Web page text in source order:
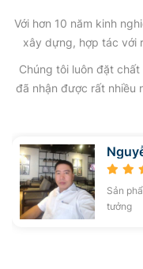
Với hơn 10 năm kinh
xây dựng, hợp tác với
Chúng tôi luôn đặt
đã nhận được rất nhiều